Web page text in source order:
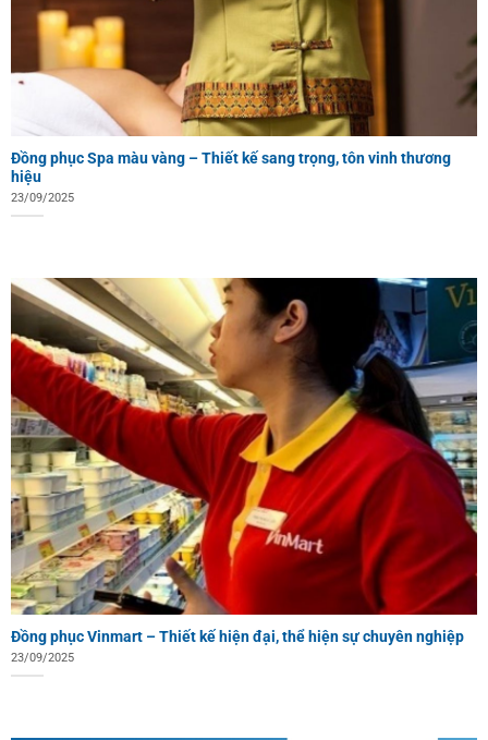
Đồng phục Spa màu vàng – Thiết kế sang trọng, tôn vinh thương
hiệu
23/09/2025
Đồng phục Vinmart – Thiết kế hiện đại, thể hiện sự chuyên nghiệp
23/09/2025